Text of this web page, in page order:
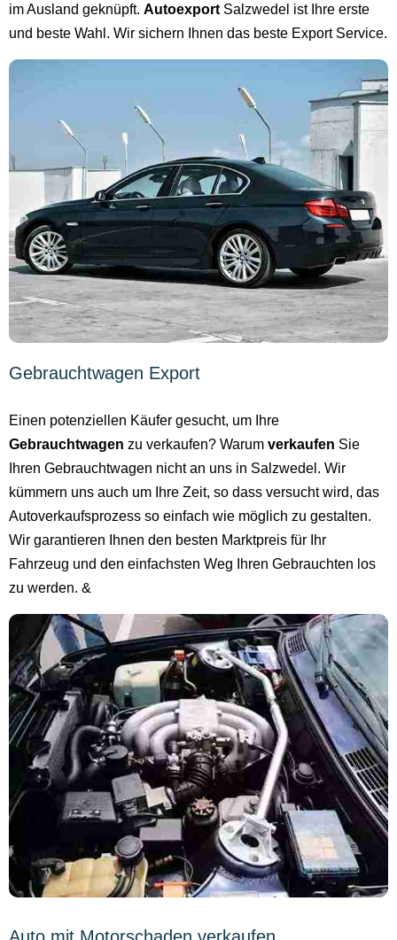
im Ausland geknüpft. Autoexport Salzwedel ist Ihre erste
und beste Wahl. Wir sichern Ihnen das beste Export Service.
Gebrauchtwagen Export
Einen potenziellen Käufer gesucht, um Ihre
Gebrauchtwagen zu verkaufen? Warum verkaufen Sie
Ihren Gebrauchtwagen nicht an uns in Salzwedel. Wir
kümmern uns auch um Ihre Zeit, so dass versucht wird, das
Autoverkaufsprozess so einfach wie möglich zu gestalten.
Wir garantieren Ihnen den besten Marktpreis für Ihr
Fahrzeug und den einfachsten Weg Ihren Gebrauchten los
zu werden. &